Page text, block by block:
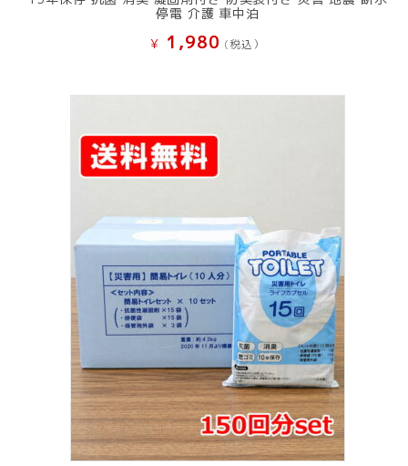
停電 介護 車中泊
¥ 1,980 (税込）